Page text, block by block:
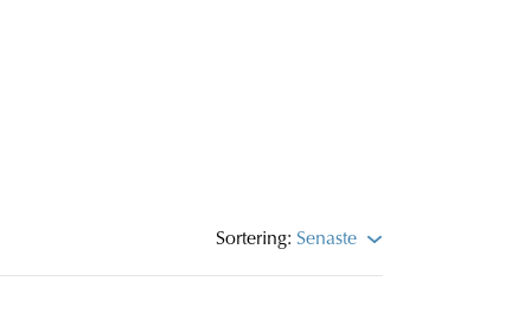
Sortering:Senaste